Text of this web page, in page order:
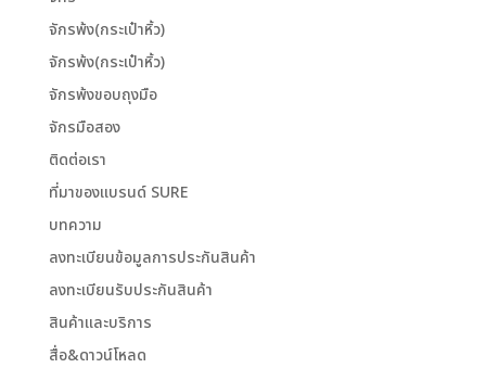
จักรพ้ง(กระเป๋าหิ้ว)
จักรพ้ง(กระเป๋าหิ้ว)
จักรพ้งขอบถุงมือ
จักรมือสอง
ติดต่อเรา
ที่มาของแบรนด์ SURE
บทความ
ลงทะเบียนข้อมูลการประกันสินค้า
ลงทะเบียนรับประกันสินค้า
สินค้าและบริการ
สื่อ&ดาวน์โหลด